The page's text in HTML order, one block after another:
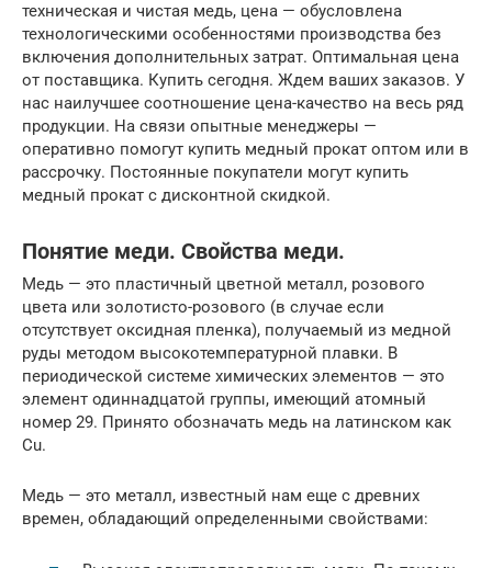
техническая и чистая медь, цена — обусловлена
технологическими особенностями производства без
включения дополнительных затрат. Оптимальная цена
от поставщика. Купить сегодня. Ждем ваших заказов. У
нас наилучшее соотношение цена-качество на весь ряд
продукции. На связи опытные менеджеры —
оперативно помогут купить медный прокат оптом или в
рассрочку. Постоянные покупатели могут купить
медный прокат с дисконтной скидкой.
Понятие меди. Свойства меди.
Медь — это пластичный цветной металл, розового
цвета или золотисто-розового (в случае если
отсутствует оксидная пленка), получаемый из медной
руды методом высокотемпературной плавки. В
периодической системе химических элементов — это
элемент одиннадцатой группы, имеющий атомный
номер 29. Принято обозначать медь на латинском как
Сu.
Медь — это металл, известный нам еще с древних
времен, обладающий определенными свойствами: